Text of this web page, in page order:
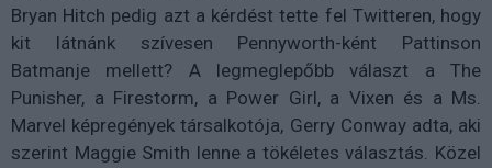
Bryan Hitch pedig azt a kérdést tette fel Twitteren, hogy
kit látnánk szívesen Pennyworth-ként Pattinson
Batmanje mellett? A legmeglepőbb választ a The
Punisher, a Firestorm, a Power Girl, a Vixen és a Ms.
Marvel képregények társalkotója, Gerry Conway adta, aki
szerint Maggie Smith lenne a tökéletes választás. Közel